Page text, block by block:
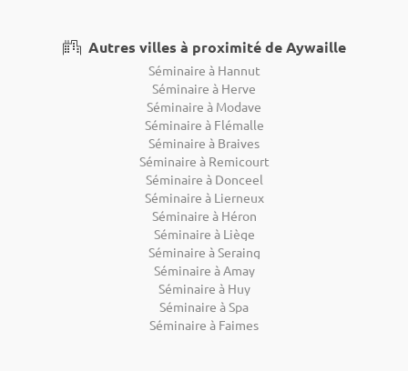
Autres villes à proximité de Aywaille
Séminaire à Hannut
Séminaire à Herve
Séminaire à Modave
Séminaire à Flémalle
Séminaire à Braives
Séminaire à Remicourt
Séminaire à Donceel
Séminaire à Lierneux
Séminaire à Héron
Séminaire à Liège
Séminaire à Seraing
Séminaire à Amay
Séminaire à Huy
Séminaire à Spa
Séminaire à Faimes